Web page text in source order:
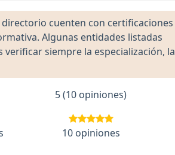
cuenten con certificaciones
Algunas entidades listadas
siempre la especialización, la
5 (10 opiniones)
10 opiniones